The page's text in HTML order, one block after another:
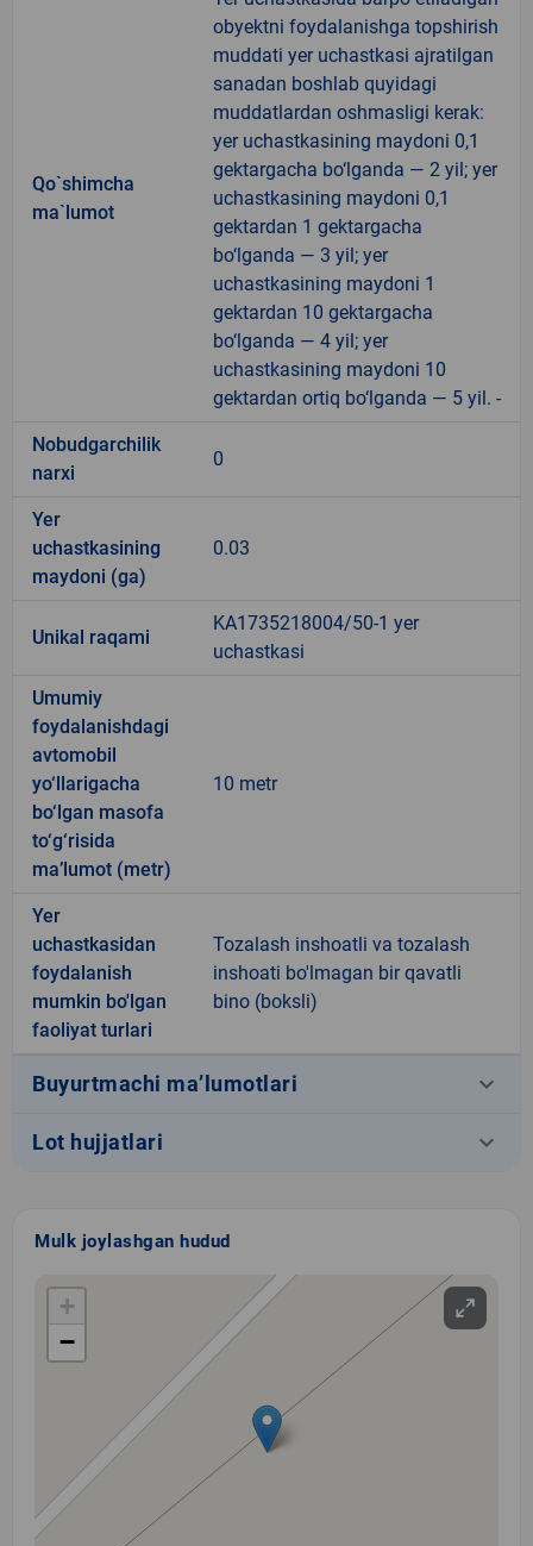
Qo`shimcha
ma`lumot
obyektni foydalanishga topshirish
muddati yer uchastkasi ajratilgan
sanadan boshlab quyidagi
muddatlardan oshmasligi kerak:
yer uchastkasining maydoni 0,1
gektargacha bo‘lganda — 2 yil; yer
uchastkasining maydoni 0,1
gektardan 1 gektargacha
bo‘lganda — 3 yil; yer
uchastkasining maydoni 1
gektardan 10 gektargacha
bo‘lganda — 4 yil; yer
uchastkasining maydoni 10
gektardan ortiq bo‘lganda — 5 yil. -
Nobudgarchilik
narxi
0
Yer
uchastkasining
maydoni (ga)
0.03
Unikal raqami
KA1735218004/50-1 yer
uchastkasi
Umumiy
foydalanishdagi
avtomobil
yo‘llarigacha
bo‘lgan masofa
to‘g‘risida
ma’lumot (metr)
10 metr
Yer
uchastkasidan
foydalanish
mumkin bo'lgan
faoliyat turlari
Tozalash inshoatli va tozalash
inshoati bo'lmagan bir qavatli
bino (boksli)
Buyurtmachi ma’lumotlari keyboard_arrow_down
Lot hujjatlari keyboard_arrow_down
Mulk joylashgan hudud
+
−